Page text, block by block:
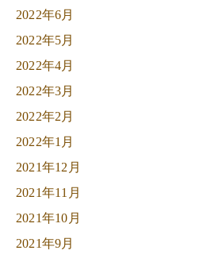
2022年6月
2022年5月
2022年4月
2022年3月
2022年2月
2022年1月
2021年12月
2021年11月
2021年10月
2021年9月